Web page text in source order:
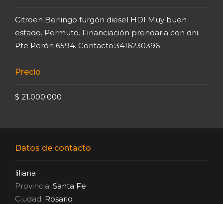
Citroen Berlingo furgón diesel HDI Muy buen
estado. Permuto. Financiación prendaria con dni.
Pte Perón 6594. Contacto:3416230396
Precio
$ 21.000.000
Datos de contacto
liliana
Provincia: Santa Fe
Ciudad: Rosario